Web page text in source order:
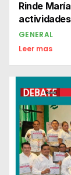
Rinde
GENERAL
Leer mas